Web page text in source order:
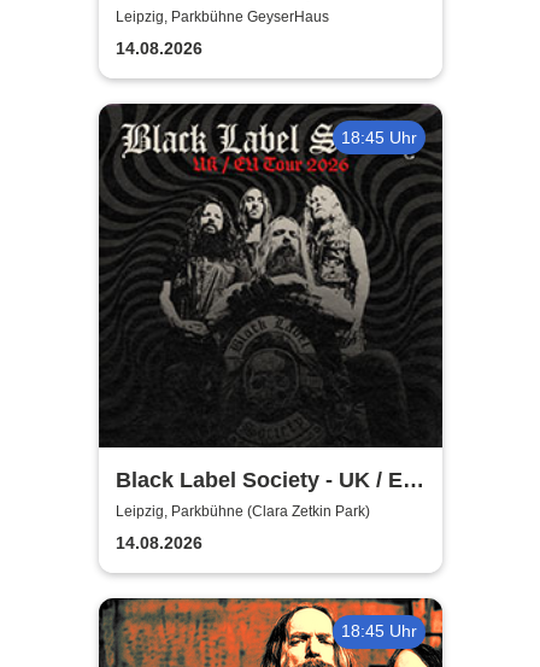
Dresen & Band spielen (nicht
nur) Gundermann
Leipzig, Parkbühne GeyserHaus
14.08.2026
18:45 Uhr
Black Label Society - UK / EU
TOUR 2026
Leipzig, Parkbühne (Clara Zetkin Park)
14.08.2026
18:45 Uhr